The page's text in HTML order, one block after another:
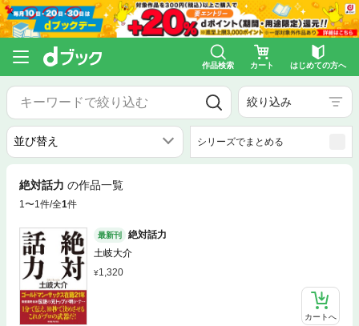
作品検索 カート はじめての方へ
絞り込み
シリーズでまとめる
絶対話力 の作品一覧
1〜1件/全1件
最新刊
絶対話力
土岐大介
1,320
カートへ